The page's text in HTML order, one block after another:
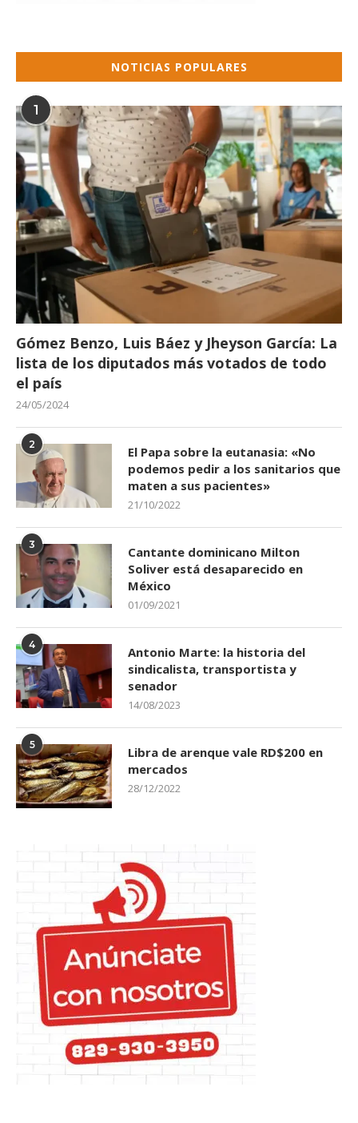
NOTICIAS POPULARES
1
Gómez Benzo, Luis Báez y Jheyson García: La
lista de los diputados más votados de todo
el país
24/05/2024
2
El Papa sobre la eutanasia: «No
podemos pedir a los sanitarios que
maten a sus pacientes»
21/10/2022
3
Cantante dominicano Milton
Soliver está desaparecido en
México
01/09/2021
4
Antonio Marte: la historia del
sindicalista, transportista y
senador
14/08/2023
5
Libra de arenque vale RD$200 en
mercados
28/12/2022